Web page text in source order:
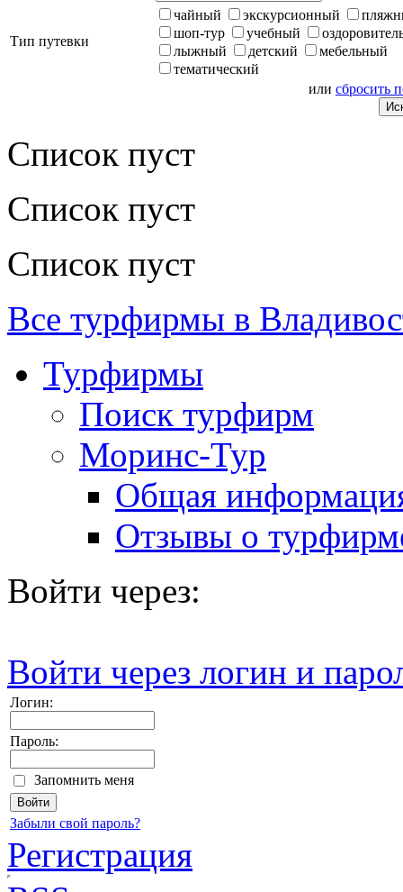
Тип путевки
чайный экскурсионный
шоп-тур
учебный
лыжный
детский
мебельный
тематический
или сбросить
Список пуст
Список пуст
Список пуст
Все турфирмы в
Турфирмы
Поиск турфирм
Моринс-Тур
Общая
Отзывы о
Войти через:
Войти через логин и
Логин:
Пароль:
Запомнить меня
Забыли свой пароль?
Регистрация